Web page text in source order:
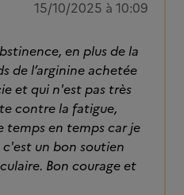
15/10/2025 à 10:09
en plus de la
de l’arginine achetée
et qui n'est pas très
contre la fatigue,
temps en temps car je
un bon soutien
Bon courage et